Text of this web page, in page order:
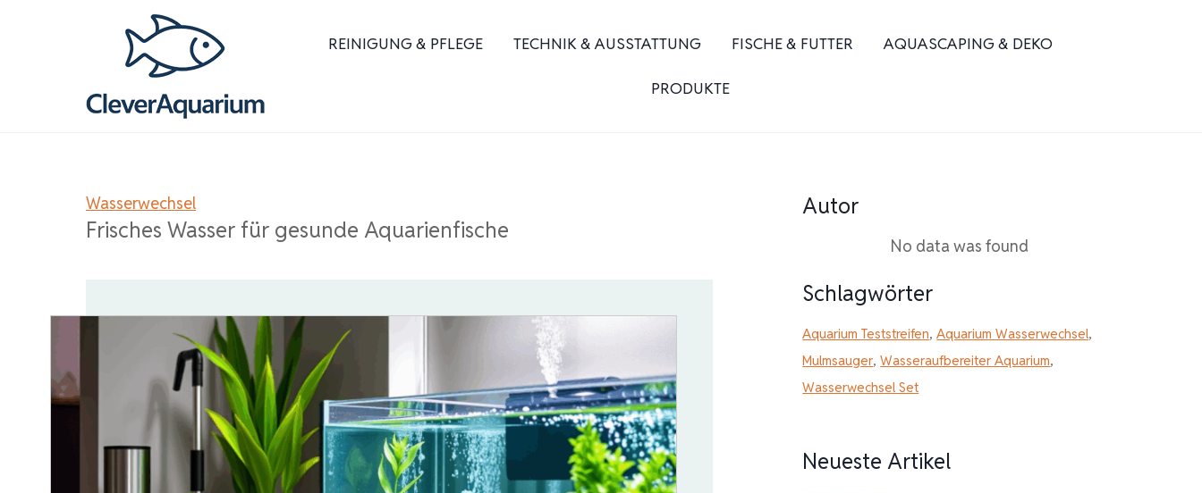
REINIGUNG & PFLEGE TECHNIK & AUSSTATTUNG FISCHE & FUTTER AQUASCAPING & DEKO
PRODUKTE
Wasserwechsel
Frisches Wasser für gesunde Aquarienfische
Autor
No data was found
Schlagwörter
Aquarium Teststreifen, Aquarium Wasserwechsel,
Mulmsauger, Wasseraufbereiter Aquarium,
Wasserwechsel Set
Neueste Artikel